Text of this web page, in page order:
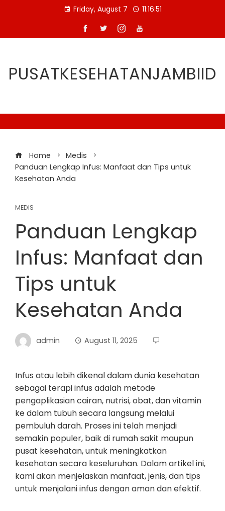
Friday, August 7 11:16:52
PUSATKESEHATANJAMBIID
Home
Medis
Panduan Lengkap Infus: Manfaat dan Tips untuk
Kesehatan Anda
MEDIS
Panduan Lengkap
Infus: Manfaat dan
Tips untuk
Kesehatan Anda
admin August 11, 2025
Infus atau lebih dikenal dalam dunia kesehatan
sebagai terapi infus adalah metode
pengaplikasian cairan, nutrisi, obat, dan vitamin
ke dalam tubuh secara langsung melalui
pembuluh darah. Proses ini telah menjadi
semakin populer, baik di rumah sakit maupun
pusat kesehatan, untuk meningkatkan
kesehatan secara keseluruhan. Dalam artikel ini,
kami akan menjelaskan manfaat, jenis, dan tips
untuk menjalani infus dengan aman dan efektif.